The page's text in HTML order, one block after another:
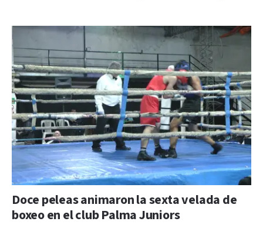
Doce peleas animaron la sexta velada de
boxeo en el club Palma Juniors